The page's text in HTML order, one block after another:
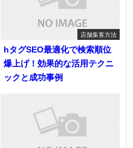
店舗集客方法
hタグSEO最適化で検索順位
爆上げ！効果的な活用テクニ
ックと成功事例